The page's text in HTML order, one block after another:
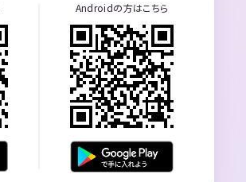
Androidの方はこちら